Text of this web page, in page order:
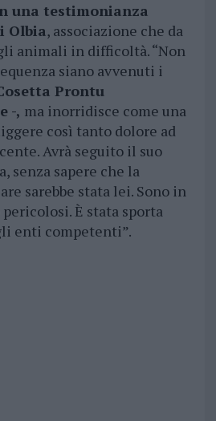
una testimonianza
Olbia, associazione che da
animali in difficoltà. “Non
siano avvenuti i
Prontu
-, ma inorridisce come una
così tanto dolore ad
Avrà seguito il suo
senza sapere che la
sarebbe stata lei. Sono in
È stata sporta
enti competenti”.